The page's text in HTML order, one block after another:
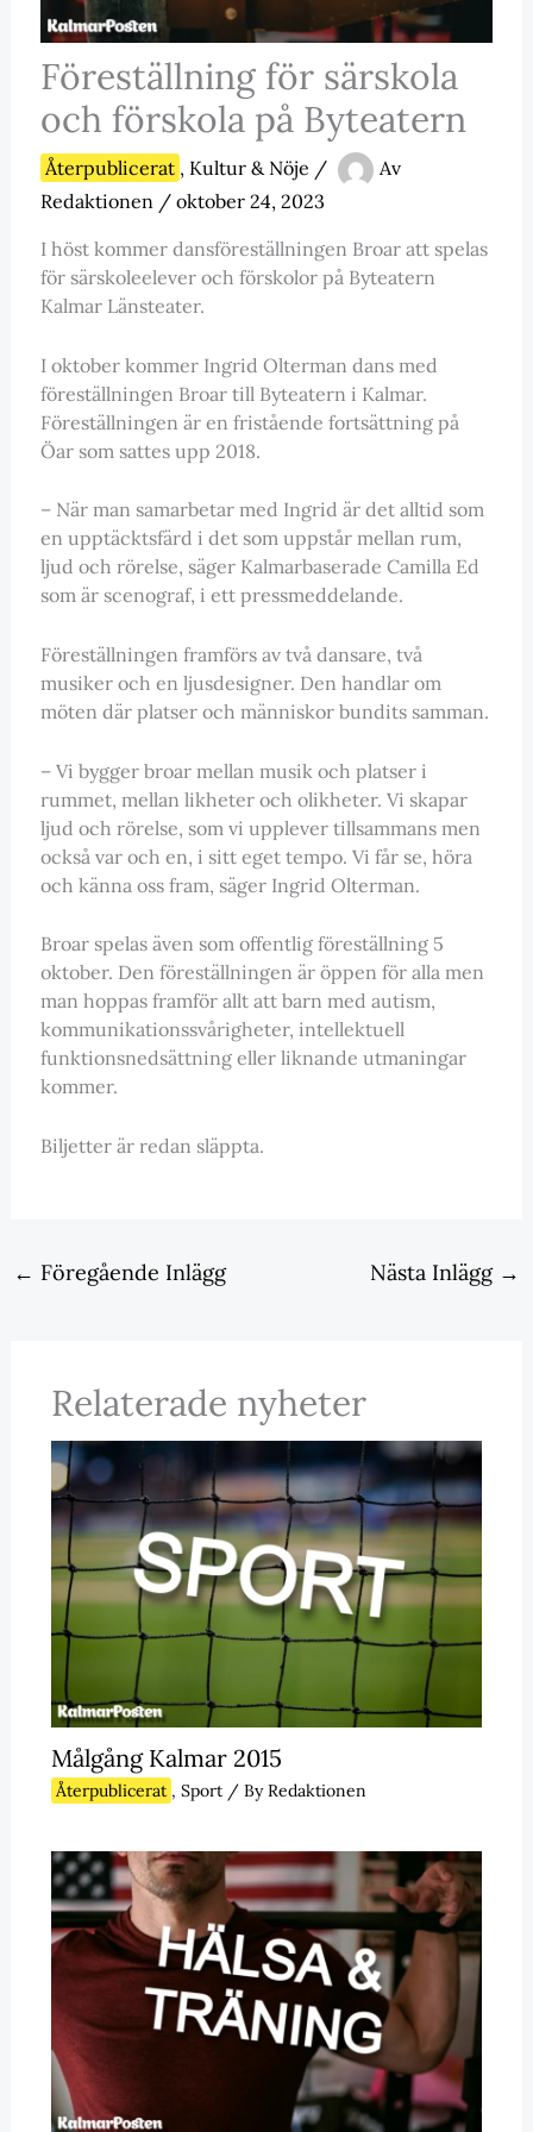
Föreställning för särskola
och förskola på Byteatern
Återpublicerat , Kultur & Nöje /
Av
Redaktionen / oktober 24, 2023
I höst kommer dansföreställningen Broar att spelas
för särskoleelever och förskolor på Byteatern
Kalmar Länsteater.
I oktober kommer Ingrid Olterman dans med
föreställningen Broar till Byteatern i Kalmar.
Föreställningen är en fristående fortsättning på
Öar som sattes upp 2018.
– När man samarbetar med Ingrid är det alltid som
en upptäcktsfärd i det som uppstår mellan rum,
ljud och rörelse, säger Kalmarbaserade Camilla Ed
som är scenograf, i ett pressmeddelande.
Föreställningen framförs av två dansare, två
musiker och en ljusdesigner. Den handlar om
möten där platser och människor bundits samman.
– Vi bygger broar mellan musik och platser i
rummet, mellan likheter och olikheter. Vi skapar
ljud och rörelse, som vi upplever tillsammans men
också var och en, i sitt eget tempo. Vi får se, höra
och känna oss fram, säger Ingrid Olterman.
Broar spelas även som offentlig föreställning 5
oktober. Den föreställningen är öppen för alla men
man hoppas framför allt att barn med autism,
kommunikationssvårigheter, intellektuell
funktionsnedsättning eller liknande utmaningar
kommer.
Biljetter är redan släppta.
← Föregående Inlägg Nästa Inlägg →
Relaterade nyheter
Målgång Kalmar 2015
Återpublicerat , Sport/ ByRedaktionen